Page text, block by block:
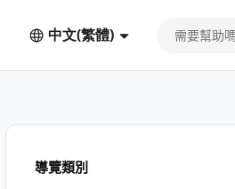
中文(繁體)
導覽類別